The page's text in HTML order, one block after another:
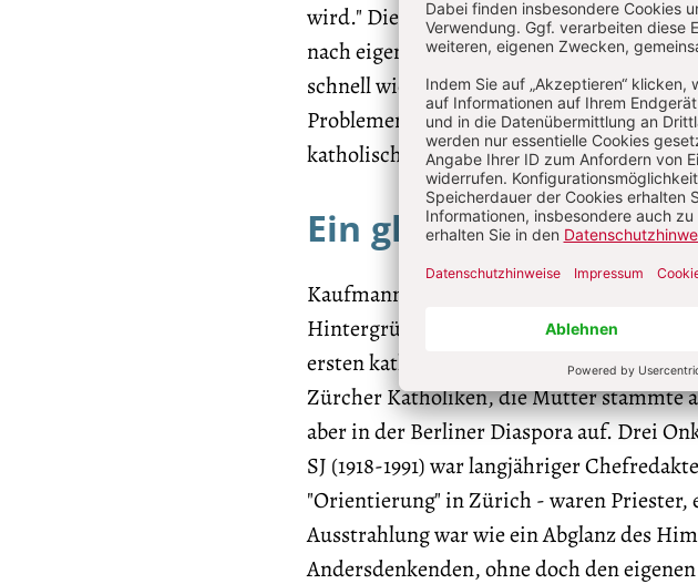
wird." Diese Problemfelder analysiert er
nach eigenen Worten "nicht um die
schnell wieder veralten wird, sondern um
Problemen zugrunde liegenden
katholischen Kirche" (10).
Ein gläubiger
Kaufmann ist Katholik. Er bringt im
Hintergründe für sein leitendes Interesse
ersten katholischen Ärzte in Zürich, sein
Zürcher Katholiken, die Mutter stammte
aber in der Berliner Diaspora auf. Drei
SJ (1918-1991) war langjähriger
"Orientierung" in Zürich - waren Priester,
Ausstrahlung war wie ein Abglanz des
Andersdenkenden, ohne doch den